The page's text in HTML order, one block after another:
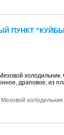
ПУНКТ
драповое, из
Меховой холодильник